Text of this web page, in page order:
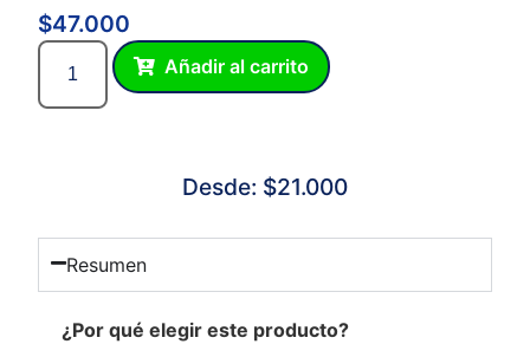
$47.000
Añadir al carrito
Desde: $21.000
Resumen
¿Por qué elegir este producto?